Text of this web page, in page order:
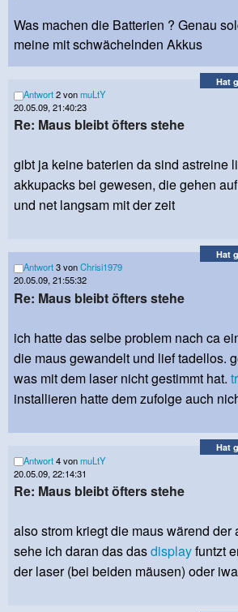
Was machen die Batterien ? Genau
meine mit schwächelnden Akkus
Hat
Antwort2 vonmuLtY
20.05.09, 21:40:23
Re: Maus bleibt öfters stehe
gibt ja keine baterien da sind astreine
akkupacks bei gewesen, die gehen
und net langsam mit der zeit
Hat
Antwort3 vonChrisi1979
20.05.09, 21:55:32
Re: Maus bleibt öfters stehe
ich hatte das selbe problem nach ca
die maus gewandelt und lief tadellos.
was mit dem laser nicht gestimmt hat.
installieren hatte dem zufolge auch
Hat
Antwort4 vonmuLtY
20.05.09, 22:14:31
Re: Maus bleibt öfters stehe
also strom kriegt die maus wärend der
sehe ich daran das dasdisplayfuntzt
der laser (bei beiden mäusen) oder